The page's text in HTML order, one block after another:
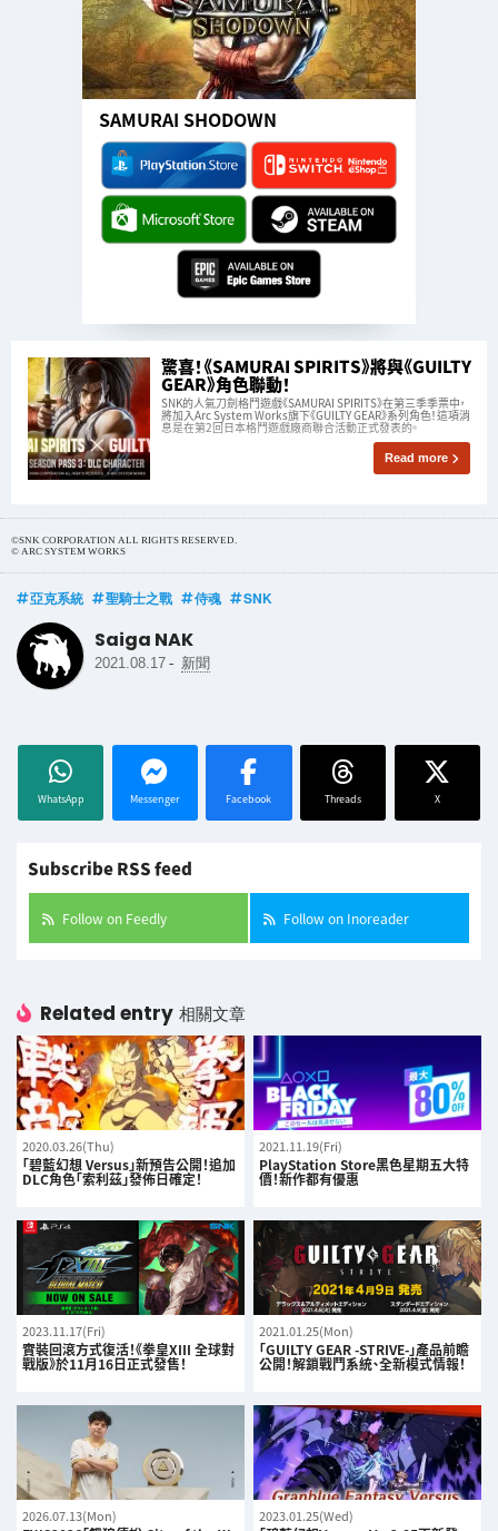
SAMURAI SHODOWN
驚喜！《SAMURAI SPIRITS》將與《GUILTY
GEAR》角色聯動！
SNK的人氣刀劍格鬥遊戲《SAMURAI SPIRITS》在第三季季票中，
將加入Arc System Works旗下《GUILTY GEAR》系列角色！這項消
息是在第2回日本格鬥遊戲廠商聯合活動正式發表的。
Read more
©SNK CORPORATION ALL RIGHTS RESERVED.
© ARC SYSTEM WORKS
亞克系統 聖騎士之戰 侍魂 SNK
Saiga NAK
2021.08.17 - 新聞
WhatsApp Messenger Facebook Threads X
Subscribe RSS feed
Follow on Feedly Follow on Inoreader
Related entry 相關文章
2020.03.26(Thu)
「碧藍幻想 Versus」新預告公開！追加
DLC角色「索利茲」發佈日確定！
2021.11.19(Fri)
PlayStation Store黑色星期五大特
價！新作都有優惠
2023.11.17(Fri)
實裝回滾方式復活！《拳皇XIII 全球對
戰版》於11月16日正式發售！
2021.01.25(Mon)
「GUILTY GEAR -STRIVE-」產品前瞻
公開！解鎖戰鬥系統、全新模式情報！
2026.07.13(Mon) 2023.01.25(Wed)